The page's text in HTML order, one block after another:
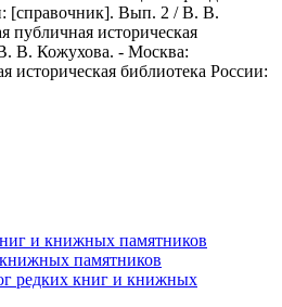
[справочник]. Вып. 2 / В. В.
публичная историческая
В. Кожухова. - Москва:
историческая библиотека России:
и книжных памятников
памятников
редких книг и книжных